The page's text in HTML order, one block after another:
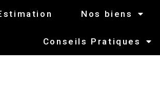
Nos biens
Conseils Pratiques